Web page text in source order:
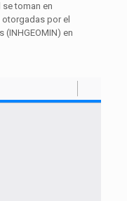
toman en
por el
en